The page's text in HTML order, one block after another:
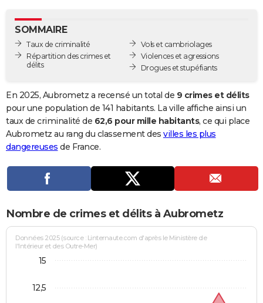
GUIDES D'ACHAT
BONS PLANS
Carte de Noël
Carte Bonne année
Carte Saint-Valentin
Carte Pâques
Carte d'anniversaire
DICTIONNAIRE
Dictionnaire
Biographies
Citations
Expressions
Proverbes
PROGRAMME TV
Se connecter
Entreprises
Service militaire
Avis de recherche
AVIS DE DÉCÈS
Bricolage
Lifestyle
Culture
Sport
Auto
Television
Voyage
Cinema
SOMMAIRE
Taux de criminalité
Répartition des crimes et
délits
Vols et cambriolages
Violences et agressions
Drogues et stupéfiants
En 2025, Aubrometz a recensé un total de 9 crimes et délits
pour une population de 141 habitants. La ville affiche ainsi un
taux de criminalité de 62,6 pour mille habitants, ce qui place
Aubrometz au rang du classement des villes les plus
dangereuses de France.
Nombre de crimes et délits à Aubrometz
Données 2025 (source : Linternaute.com d'après le Ministère de
l'Intérieur et des Outre-Mer)
12,5
15